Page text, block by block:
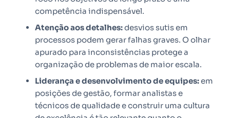
competência indispensável.
Atenção aos detalhes:desvios sutis em
processos podem gerar falhas graves. O olhar
apurado para inconsistências protege a
organização de problemas de maior escala.
Liderança e desenvolvimento de equipes:em
posições de gestão, formar analistas e
técnicos de qualidade e construir uma cultura